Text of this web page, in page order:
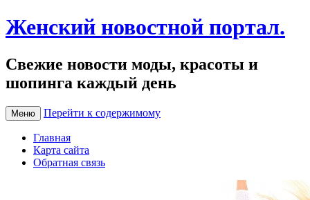
Женский новостной портал.
Свежие новости моды, красоты и
шопинга каждый день
Меню Перейти к содержимому
Главная
Карта сайта
Обратная связь